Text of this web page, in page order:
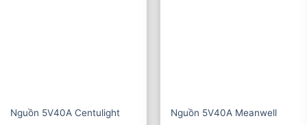
Nguồn 5V40A Centulight Nguồn 5V40A Meanwell